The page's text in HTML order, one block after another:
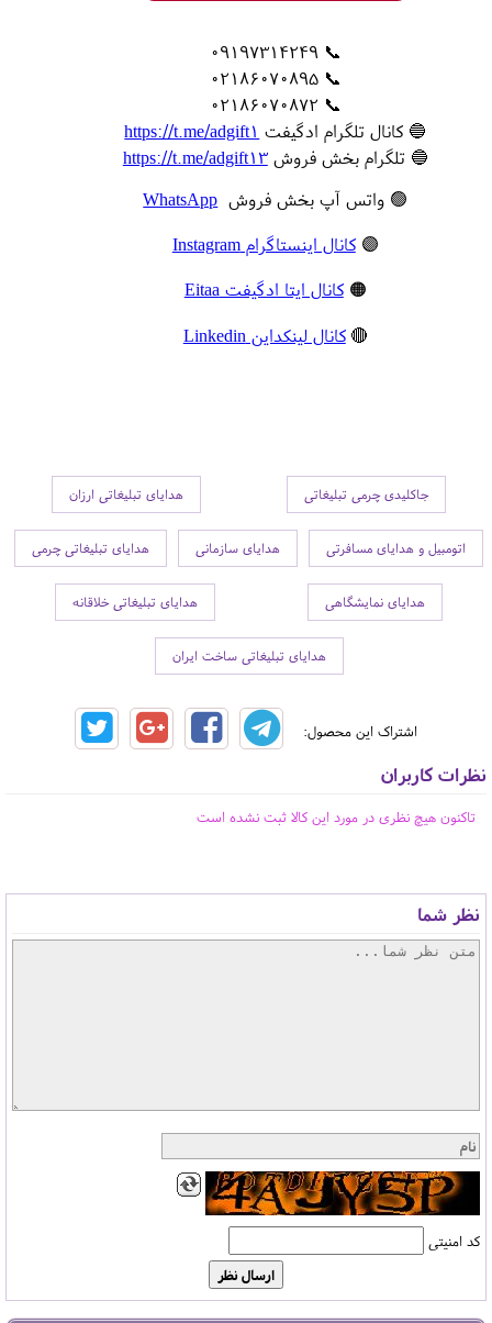
📞 09197314249
📞 02186070895
📞 02186070872
🔵 کانال تلگرام ادگیفت https://t.me/adgift1
🔵 تلگرام بخش فروشhttps://t.me/adgift13
🟢 واتس آپ بخش فروش WhatsApp
🟣کانال اینستاگرام Instagram
🟠کانال ایتا ادگیفت Eitaa
🔴 کانال لینکداین Linkedin
جاکلیدی چرمی تبلیغاتی هدایای تبلیغاتی ارزان
اتومبیل و هدایای مسافرتی هدایای سازمانی هدایای تبلیغاتی چرمی
هدایای نمایشگاهی هدایای تبلیغاتی خلاقانه
هدایای تبلیغاتی ساخت ایران
اشتراک این محصول:
نظرات کاربران
تاکنون هیچ نظری در مورد این کالا ثبت نشده است
نظر شما
کد امنیتی